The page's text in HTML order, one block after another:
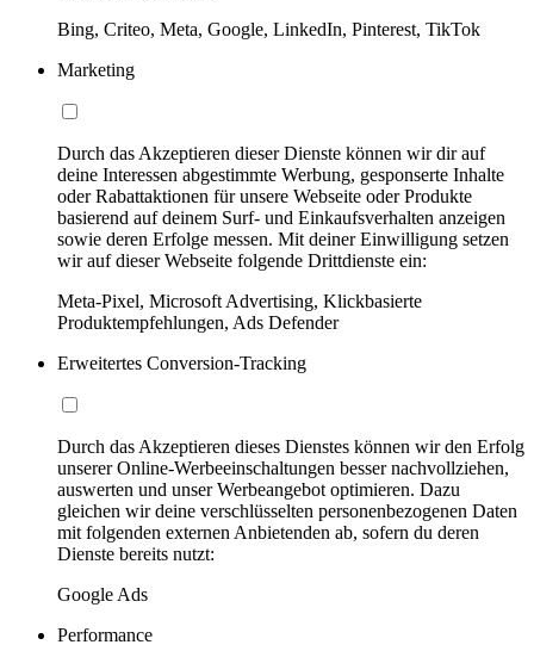
Bing, Criteo, Meta, Google, LinkedIn, Pinterest, TikTok
Marketing
Durch das Akzeptieren dieser Dienste können wir dir auf
deine Interessen abgestimmte Werbung, gesponserte Inhalte
oder Rabattaktionen für unsere Webseite oder Produkte
basierend auf deinem Surf- und Einkaufsverhalten anzeigen
sowie deren Erfolge messen. Mit deiner Einwilligung setzen
wir auf dieser Webseite folgende Drittdienste ein:
Meta-Pixel, Microsoft Advertising, Klickbasierte
Produktempfehlungen, Ads Defender
Erweitertes Conversion-Tracking
Durch das Akzeptieren dieses Dienstes können wir den Erfolg
unserer Online-Werbeeinschaltungen besser nachvollziehen,
auswerten und unser Werbeangebot optimieren. Dazu
gleichen wir deine verschlüsselten personenbezogenen Daten
mit folgenden externen Anbietenden ab, sofern du deren
Dienste bereits nutzt:
Google Ads
Performance